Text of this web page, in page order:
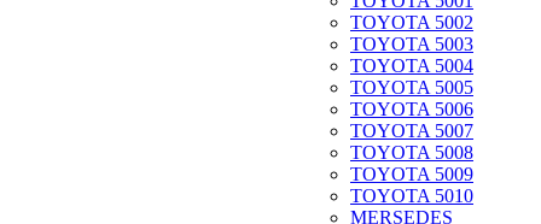
TOYOTA 5002
TOYOTA 5003
TOYOTA 5004
TOYOTA 5005
TOYOTA 5006
TOYOTA 5007
TOYOTA 5008
TOYOTA 5009
TOYOTA 5010
MERSEDES